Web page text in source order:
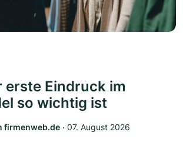
erste Eindruck im
so wichtig ist
firmenweb.de ‧ 07. August 2026